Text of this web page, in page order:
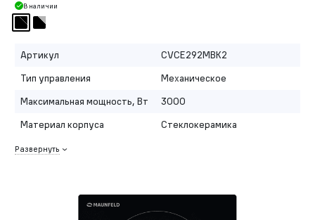
В наличии
Артикул
CVCE292MBK2
Тип управления
Механическое
Максимальная мощность, Вт
3000
Материал корпуса
Стеклокерамика
Развернуть